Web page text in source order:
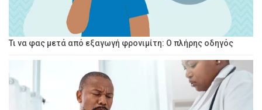
Τι να φας μετά από εξαγωγή φρονιμίτη: Ο πλήρης οδηγός